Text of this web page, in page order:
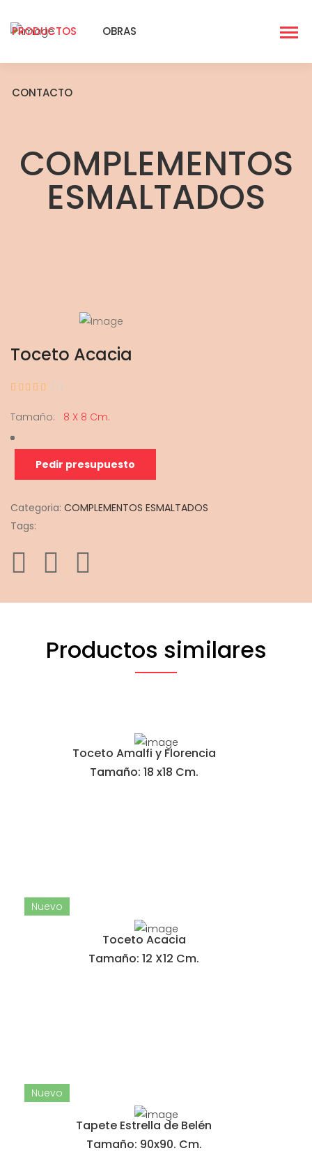
PRODUCTOS OBRAS
CONTACTO
COMPLEMENTOS
ESMALTADOS
Toceto Acacia
(1)
Tamaño: 8 X 8 Cm.
Pedir presupuesto
Categoria: COMPLEMENTOS ESMALTADOS
Tags:
Productos similares
Toceto Amalfi y Florencia
Tamaño: 18 x18 Cm.
Nuevo
Toceto Acacia
Tamaño: 12 X12 Cm.
Nuevo
Tapete Estrella de Belén
Tamaño: 90x90. Cm.